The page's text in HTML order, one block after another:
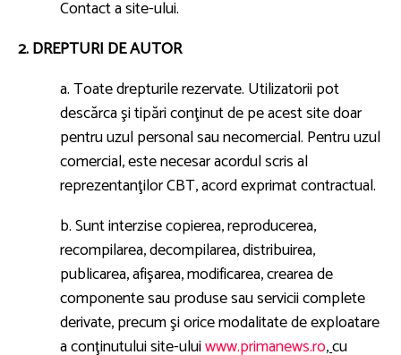
Contact a site-ului.
2. DREPTURI DE AUTOR
a. Toate drepturile rezervate. Utilizatorii pot
descărca şi tipări conţinut de pe acest site doar
pentru uzul personal sau necomercial. Pentru uzul
comercial, este necesar acordul scris al
reprezentanţilor CBT, acord exprimat contractual.
b. Sunt interzise copierea, reproducerea,
recompilarea, decompilarea, distribuirea,
publicarea, afişarea, modificarea, crearea de
componente sau produse sau servicii complete
derivate, precum şi orice modalitate de exploatare
a conţinutului site-uluiwww.primanews.ro,cu